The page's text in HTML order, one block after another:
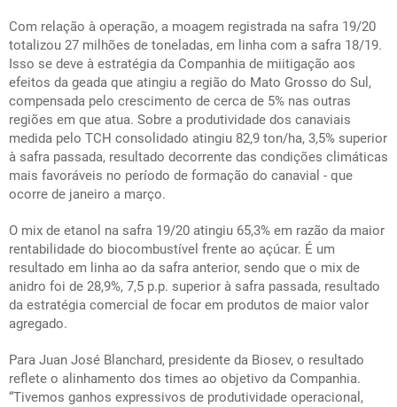
Com relação à operação, a moagem registrada na safra 19/20
totalizou 27 milhões de toneladas, em linha com a safra 18/19.
Isso se deve à estratégia da Companhia de miitigação aos
efeitos da geada que atingiu a região do Mato Grosso do Sul,
compensada pelo crescimento de cerca de 5% nas outras
regiões em que atua. Sobre a produtividade dos canaviais
medida pelo TCH consolidado atingiu 82,9 ton/ha, 3,5% superior
à safra passada, resultado decorrente das condições climáticas
mais favoráveis no período de formação do canavial - que
ocorre de janeiro a março.
O mix de etanol na safra 19/20 atingiu 65,3% em razão da maior
rentabilidade do biocombustível frente ao açúcar. É um
resultado em linha ao da safra anterior, sendo que o mix de
anidro foi de 28,9%, 7,5 p.p. superior à safra passada, resultado
da estratégia comercial de focar em produtos de maior valor
agregado.
Para Juan José Blanchard, presidente da Biosev, o resultado
reflete o alinhamento dos times ao objetivo da Companhia.
“Tivemos ganhos expressivos de produtividade operacional,